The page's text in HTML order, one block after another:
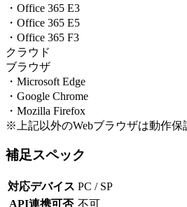
・Office 365 E3
・Office 365 E5
・Office 365 F3
クラウド
ブラウザ
・Microsoft Edge
・Google Chrome
・Mozilla Firefox
※上記以外のWebブラウザは動作保
補足スペック
対応デバイス PC / SP
API連携可否 不可